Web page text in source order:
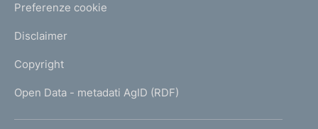
Preferenze cookie
Disclaimer
Copyright
Open Data - metadati AgID (RDF)